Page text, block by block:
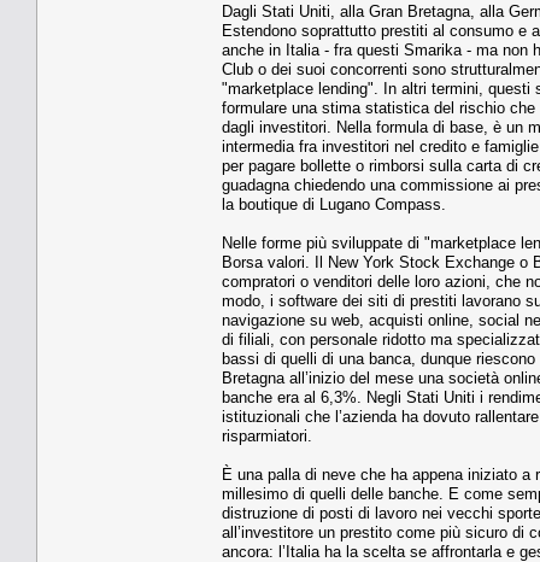
Dagli Stati Uniti, alla Gran Bretagna, alla
Estendono soprattutto prestiti al consumo e
anche in Italia - fra questi Smarika - ma non
Club o dei suoi concorrenti sono
"marketplace lending". In altri termini,
formulare una stima statistica del rischio
dagli investitori. Nella formula di base, è un
intermedia fra investitori nel credito e
per pagare bollette o rimborsi sulla carta di
guadagna chiedendo una commissione ai
la boutique di Lugano Compass.
Nelle forme più sviluppate di "marketplace
Borsa valori. Il New York Stock Exchange o
compratori o venditori delle loro azioni, che
modo, i software dei siti di prestiti lavorano
navigazione su web, acquisti online, social
di filiali, con personale ridotto ma
bassi di quelli di una banca, dunque
Bretagna all’inizio del mese una società
banche era al 6,3%. Negli Stati Uniti i
istituzionali che l’azienda ha dovuto
risparmiatori.
È una palla di neve che ha appena iniziato a
millesimo di quelli delle banche. E come
distruzione di posti di lavoro nei vecchi
all’investitore un prestito come più sicuro di
ancora: l’Italia ha la scelta se affrontarla e